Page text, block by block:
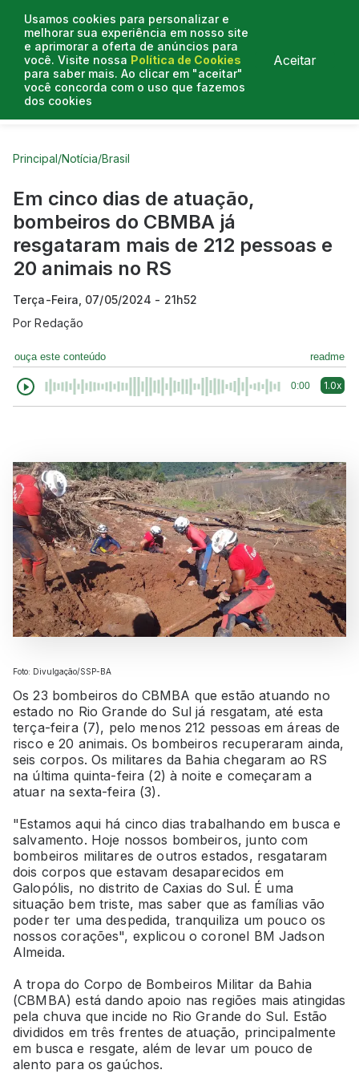
Usamos cookies para personalizar e
melhorar sua experiência em nosso site
e aprimorar a oferta de anúncios para
você. Visite nossa Política de Cookies
para saber mais. Ao clicar em "aceitar"
você concorda com o uso que fazemos
dos cookies
Aceitar
Curtas do Poder
Principal/Notícia/Brasil
Em cinco dias de atuação,
bombeiros do CBMBA já
resgataram mais de 212 pessoas e
20 animais no RS
Terça-Feira, 07/05/2024 - 21h52
PorRedação
ouça este conteúdo readme
0:00 1.0x
Foto: Divulgação/SSP-BA
Os 23 bombeiros do CBMBA que estão atuando no
estado no Rio Grande do Sul já resgatam, até esta
terça-feira (7), pelo menos 212 pessoas em áreas de
risco e 20 animais. Os bombeiros recuperaram ainda,
seis corpos. Os militares da Bahia chegaram ao RS
na última quinta-feira (2) à noite e começaram a
atuar na sexta-feira (3).
"Estamos aqui há cinco dias trabalhando em busca e
salvamento. Hoje nossos bombeiros, junto com
bombeiros militares de outros estados, resgataram
dois corpos que estavam desaparecidos em
Galopólis, no distrito de Caxias do Sul. É uma
situação bem triste, mas saber que as famílias vão
poder ter uma despedida, tranquiliza um pouco os
nossos corações", explicou o coronel BM Jadson
Almeida.
A tropa do Corpo de Bombeiros Militar da Bahia
(CBMBA) está dando apoio nas regiões mais atingidas
pela chuva que incide no Rio Grande do Sul. Estão
divididos em três frentes de atuação, principalmente
em busca e resgate, além de levar um pouco de
alento para os gaúchos.